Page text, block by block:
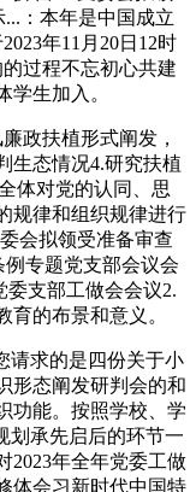
：本年是中国成立
年11月20日12时
过程不忘初心共建
生加入。
政扶植形式阐发，
生态情况4.研究扶植
体对党的认同、思
规律和组织规律进行
会拟领受准备审查
专题党支部会议会
支部工做会会议2.
育的布景和意义。
求的是四份关于小
形态阐发研判会的和
功能。按照学校、学
划承先启后的环节一
2023年全年党委工做
体会习新时代中国特